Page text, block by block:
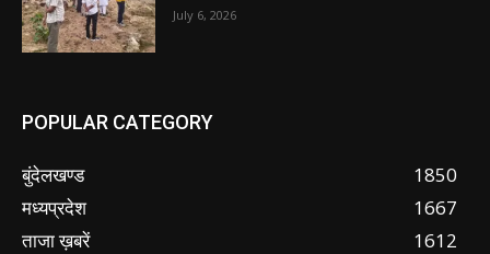
July 6, 2026
POPULAR CATEGORY
बुंदेलखण्ड
1850
मध्यप्रदेश
1667
ताजा ख़बरें
1612